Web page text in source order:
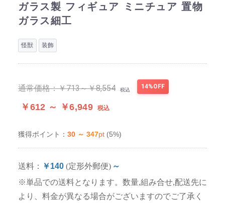
ガラス製 フィギュア ミニチュア 置物
ガラス細工
怪獣 装飾
通常価格：￥713～￥8,554 税込 14%OFF
￥612 ～ ￥6,949 税込
獲得ポイント： 30 ～ 347pt (5%)
送料： ￥140 (定形外郵便) ～
※単品での送料となります。数量,組み合せ,配送先に
より、料金が異なる場合がございますのでご了承く